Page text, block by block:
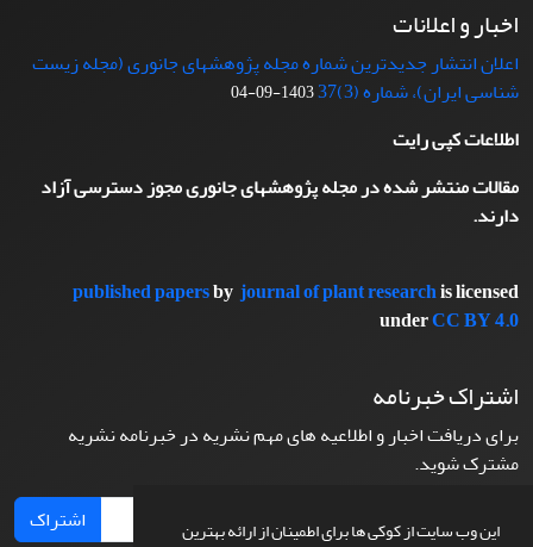
این وب سایت از کوکی ها برای اطمینان از ارائه بهترین
اخبار و اعلانات
اعلان انتشار جدیدترین شماره مجله پژوهشهای جانوری (مجله زیست
شناسی ایران)، شماره (3)37
1403-09-04
اطلاعات کپی رایت
مقالات منتشر شده در مجله پژوهشهای جانوری مجوز دسترسی آزاد
دارند.
published papersbyjournal of plant researchis licensed
underCC BY 4.0
اشتراک خبرنامه
برای دریافت اخبار و اطلاعیه های مهم نشریه در خبرنامه نشریه
مشترک شوید.
اشتراک